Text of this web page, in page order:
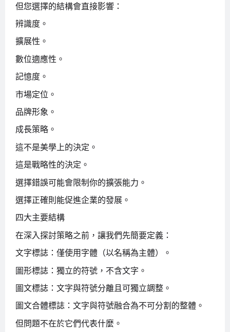
但您選擇的結構會直接影響：
辨識度。
擴展性。
數位適應性。
記憶度。
市場定位。
品牌形象。
成長策略。
這不是美學上的決定。
這是戰略性的決定。
選擇錯誤可能會限制你的擴張能力。
選擇正確則能促進企業的發展。
四大主要結構
在深入探討策略之前，讓我們先簡要定義：
文字標誌：僅使用字體（以名稱為主體）。
圖形標誌：獨立的符號，不含文字。
圖文標誌：文字與符號分離且可獨立調整。
圖文合體標誌：文字與符號融合為不可分割的整體。
但問題不在於它們代表什麼。